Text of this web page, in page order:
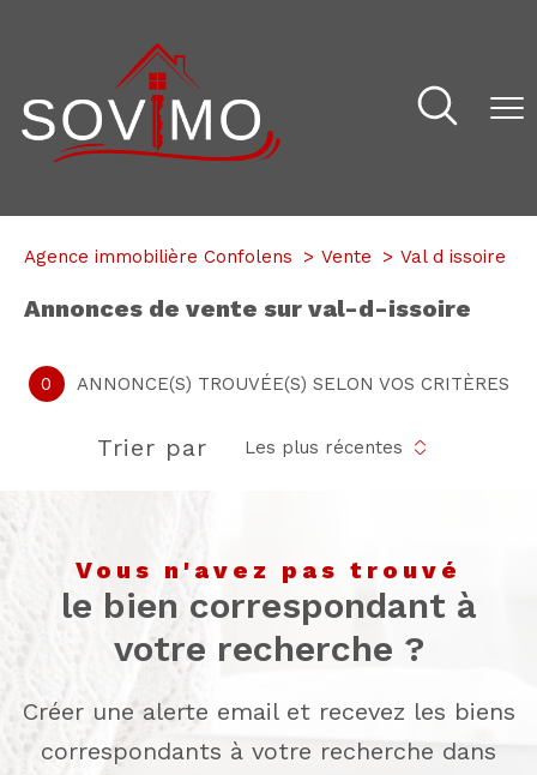
Agence immobilière Confolens Vente Val d issoire
annonces de vente sur val-d-issoire
0 ANNONCE(S) TROUVÉE(S) SELON VOS CRITÈRES
Trier par Les plus récentes
vous n'avez pas trouvé
le bien correspondant à
votre recherche ?
Créer une alerte email et recevez les biens
correspondants à votre recherche dans